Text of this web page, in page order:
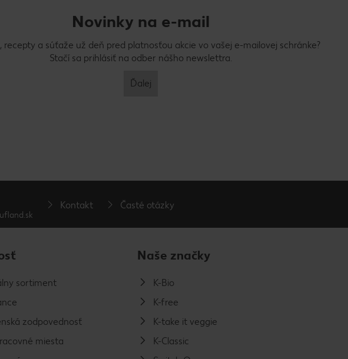
Novinky na e-mail
recepty a súťaže už deň pred platnosťou akcie vo vašej e-mailovej schránke?
Stačí sa prihlásiť na odber nášho newslettra.
Ďalej
Kontakt Časté otázky
sortiment
zodpovednosť
miesta
Naše značky
K-Bio
K-free
K-take it veggie
K-Classic